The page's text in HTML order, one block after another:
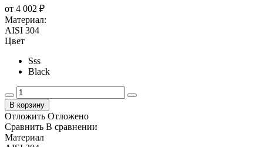
от 4 002 ₽
Материал:
AISI 304
Цвет
Sss
Black
В корзину
Отложить Отложено
Сравнить В сравнении
Материал